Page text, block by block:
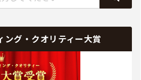
ング・クオリティー大賞